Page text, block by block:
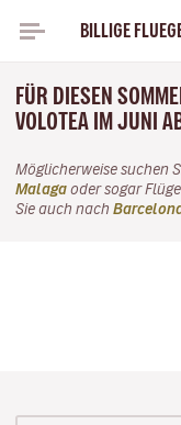
BILLIGE
FÜR DIESEN
VOLOTEA IM JUNI
Möglicherweise suchen
Malaga oder sogar Flüge
Sie auch nach